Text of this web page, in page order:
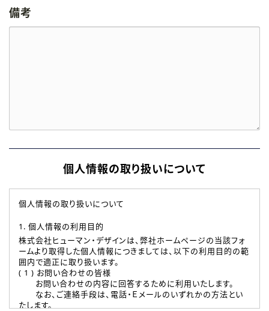
備考
個人情報の取り扱いについて
個人情報の取り扱いについて
1. 個人情報の利用目的
株式会社ヒューマン・デザインは、弊社ホームページの当該フォ
ームより取得した個人情報につきましては、以下の利用目的の範
囲内で適正に取り扱います。
( 1 ) お問い合わせの皆様
お問い合わせの内容に回答するために利用いたします。
なお、ご連絡手段は、電話・Ｅメールのいずれかの方法とい
たします。